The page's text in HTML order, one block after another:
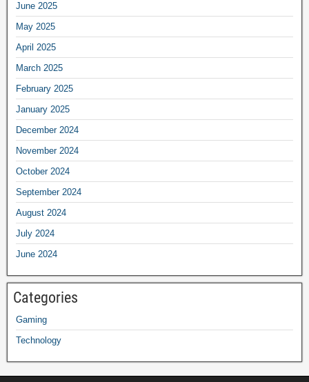
June 2025
May 2025
April 2025
March 2025
February 2025
January 2025
December 2024
November 2024
October 2024
September 2024
August 2024
July 2024
June 2024
Categories
Gaming
Technology